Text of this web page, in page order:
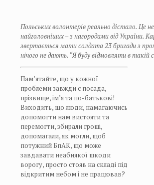
Польських волонтерів реально дістало. Це
найголовніших – з нагородами від України.
звертається мати солдата 23 бригади з
нічого не дають. “Я буду відмовляти в такій
Пам’ятайте, що у кожної
проблеми завжди є посада,
прізвище, ім’я та по-батькові!
Виходить, що люди, намагаючись
допомогти нам вистояти та
перемогти, збирали гроші,
допомагали, як могли, щоб
потужний БпАК, що може
завдавати неабиякої шкоди
ворогу, просто стояв на складі під
відкритим небом і не працював?